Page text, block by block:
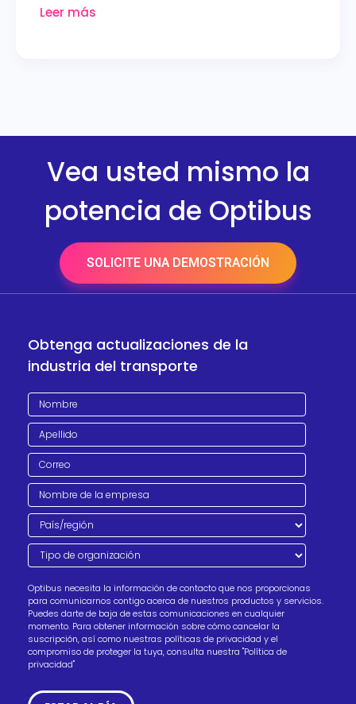
Leer más
Vea usted mismo la
potencia de Optibus
SOLICITE UNA DEMOSTRACIÓN
Obtenga actualizaciones de la
industria del transporte
Optibus necesita la información de contacto que nos proporcionas
para comunicarnos contigo acerca de nuestros productos y servicios.
Puedes darte de baja de estas comunicaciones en cualquier
momento. Para obtener información sobre cómo cancelar la
suscripción, así como nuestras políticas de privacidad y el
compromiso de proteger la tuya, consulta nuestra "Política de
privacidad"